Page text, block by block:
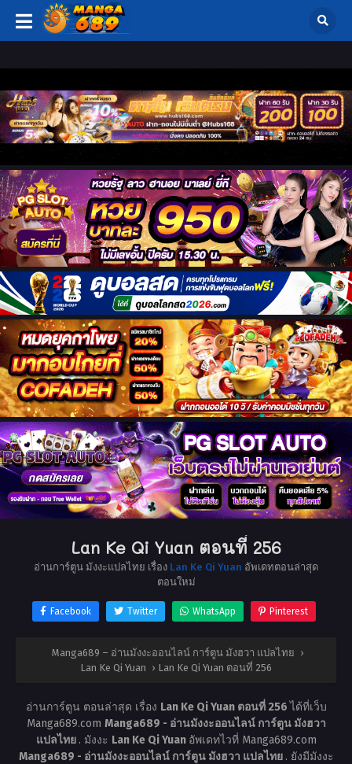
Lan Ke Qi Yuan ตอนที่ 256
อ่านการ์ตูน มังงะแปลไทย เรื่อง Lan Ke Qi Yuan อัพเดทตอนล่าสุด
ตอนใหม่
Facebook Twitter WhatsApp Pinterest
Manga689 – อ่านมังงะออนไลน์ การ์ตูน มังฮวา แปลไทย ›
Lan Ke Qi Yuan › Lan Ke Qi Yuan ตอนที่ 256
อ่านการ์ตูน ตอนล่าสุด เรื่อง Lan Ke Qi Yuan ตอนที่ 256ได้ที่เว็บ
Manga689.com Manga689 - อ่านมังงะออนไลน์ การ์ตูน มังฮวา
แปลไทย . มังงะ Lan Ke Qi Yuan อัพเดทไวที่ Manga689.com
Manga689 - อ่านมังงะออนไลน์ การ์ตูน มังฮวา แปลไทย . ยังมีมังงะ